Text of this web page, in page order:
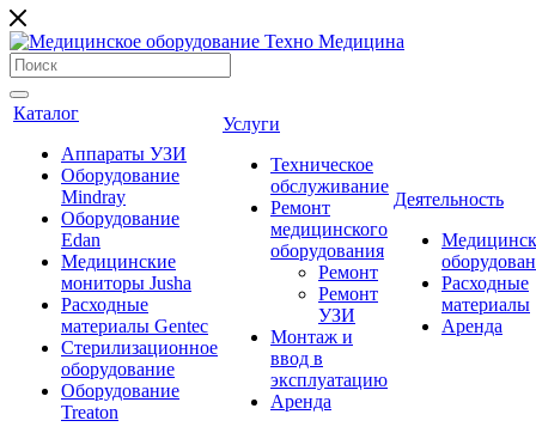
Каталог
Аппараты УЗИ
Оборудование
Mindray
Оборудование
Edan
Медицинские
мониторы Jusha
Расходные
материалы Gentec
Стерилизационное
оборудование
Оборудование
Treaton
Услуги
Техническое
обслуживание
Ремонт
медицинского
оборудования
Ремонт
Ремонт
УЗИ
Монтаж и
ввод в
эксплуатацию
Аренда
Деятельность
Расходные
материалы
Аренда